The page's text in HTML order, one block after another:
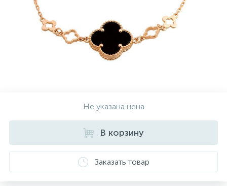
Не указана цена
В корзину
Заказать товар
КонтактыСеребряные колье
Серебряные цепочки
Серебряные сувениры